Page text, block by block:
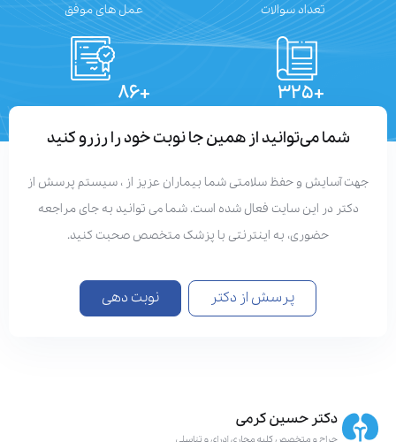
تعداد سوالات عمل های موفق
شما می‌توانید از همین جا نوبت خود را رزرو کنید
آسایش و حفظ سلامتی شما بیماران عزیز از ، سیستم پرسش از
دکتر در این سایت فعال شده است. شما می توانید به جای مراجعه
حضوری، به اینترنتی با پزشک متخصص صحبت کنید.
پرسش از دکتر نوبت دهی